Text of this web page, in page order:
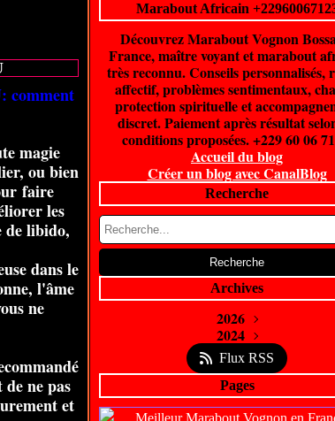
comment
magie
ou bien
faire
les
de libido,
dans le
l'âme
ne
ne pas
et
Marabout Africain
Découvrez Marabout Vognon
France, maître voyant et marabout
très reconnu. Conseils personnalisés,
affectif, problèmes sentimentaux,
protection spirituelle et
discret. Paiement après résultat
conditions proposées. +229 60 06
Accueil du blog
Créer un blog avec CanalBlog
Recherche
Archives
2026
Juin(300)
Avril(5)
2024
Février(1)
Flux RSS
Pages